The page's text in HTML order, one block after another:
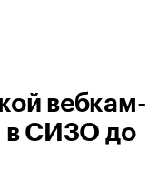
вебкам-
в СИЗО до